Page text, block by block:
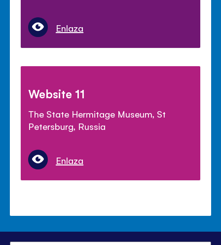
Enlaza
Website 11
The State Hermitage Museum, St
Petersburg, Russia
Enlaza